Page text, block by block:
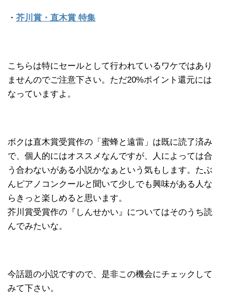
・ 芥川賞・直木賞 特集
こちらは特にセールとして行われているワケではあり
ませんのでご注意下さい。ただ20%ポイント還元には
なっていますよ。
ボクは直木賞受賞作の「蜜蜂と遠雷」は既に読了済み
で、個人的にはオススメなんですが、人によっては合
う合わないがある小説かなぁという気もします。たぶ
んピアノコンクールと聞いて少しでも興味がある人な
らきっと楽しめると思います。
芥川賞受賞作の『しんせかい』についてはそのうち読
んでみたいな。
今話題の小説ですので、是非この機会にチェックして
みて下さい。